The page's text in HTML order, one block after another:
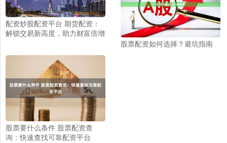
配资炒股配资平台 期货配资：
解锁交易新高度，助力财富倍增
股票配资如何选择？避坑指南
股票要什么条件 股票配资查
询：快速查找可靠配资平台